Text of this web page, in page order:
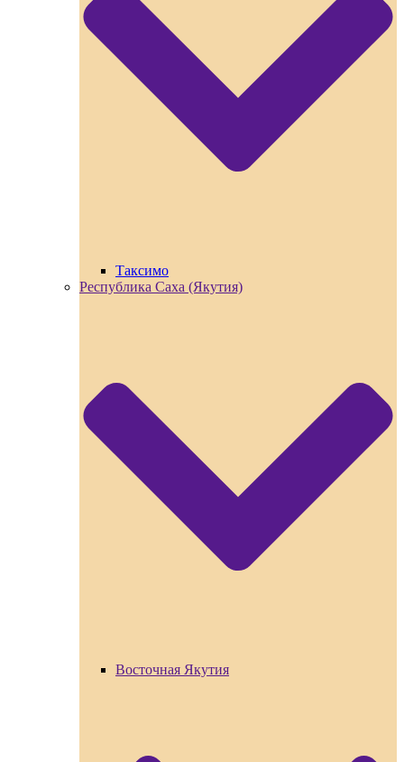
Таксимо
Республика Саха (Якутия)
Восточная Якутия